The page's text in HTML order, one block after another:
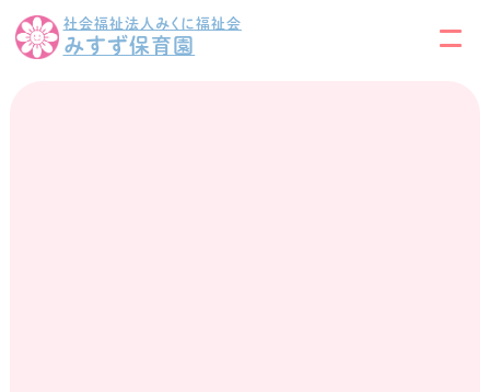
社会福祉法人みくに福祉会
みすず保育園